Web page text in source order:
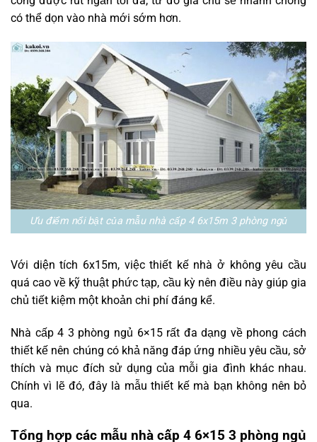
có thể dọn vào nhà mới sớm hơn.
Ưu điểm nổi bật của mẫu nhà cấp 4 6x15m 3 phòng ngủ
Với diện tích 6x15m, việc thiết kế nhà ở không yêu cầu
quá cao về kỹ thuật phức tạp, cầu kỳ nên điều này giúp gia
chủ tiết kiệm một khoản chi phí đáng kể.
Nhà cấp 4 3 phòng ngủ 6×15 rất đa dạng về phong cách
thiết kế nên chúng có khả năng đáp ứng nhiều yêu cầu, sở
thích và mục đích sử dụng của mỗi gia đình khác nhau.
Chính vì lẽ đó, đây là mẫu thiết kế mà bạn không nên bỏ
qua.
Tổng hợp các mẫu nhà cấp 4 6×15 3 phòng ngủ